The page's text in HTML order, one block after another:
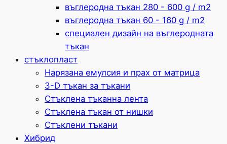
въглеродна тъкан 280 - 600 g / m2
въглеродна тъкан 60 - 160 g / m2
специален дизайн на въглеродната
тъкан
стъклопласт
Нарязана емулсия и прах от матрица
3-D тъкан за тъкани
Стъклена тъканна лента
Стъклена тъкан от нишки
Стъклени тъкани
Хибрид